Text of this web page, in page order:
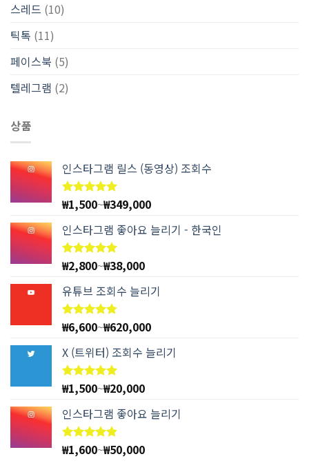
스레드 (10)
틱톡 (11)
페이스북 (5)
텔레그램 (2)
상품
인스타그램 릴스 (동영상) 조회수
5 중에서
4.97
평가됨
₩1,500~₩349,000
인스타그램 좋아요 늘리기 - 한국인
5 중에서
4.94
평가됨
₩2,800~₩38,000
유튜브 조회수 늘리기
5 중에서
4.78
평가됨
₩6,600~₩620,000
X (트위터) 조회수 늘리기
5 중에서
5.00
평가됨
₩1,500~₩20,000
인스타그램 좋아요 늘리기
5 중에서
4.83
₩1,600~₩50,000